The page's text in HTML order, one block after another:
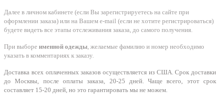
Далее в личном кабинете (если Вы зарегистрируетесь на сайте при
оформлении заказа) или на Вашем e-mail (если не хотите регистрироваться)
будете видеть все этапы отслеживания заказа, до самого получения.
При выборе именной одежды, желаемые фамилию и номер необходимо
указать в комментариях к заказу.
Доставка всех оплаченных заказов осуществляется из США. Срок доставки
до Москвы, после оплаты заказа, 20-25 дней. Чаще всего, этот срок
составляет 15-20 дней, но это гарантировать мы не можем.